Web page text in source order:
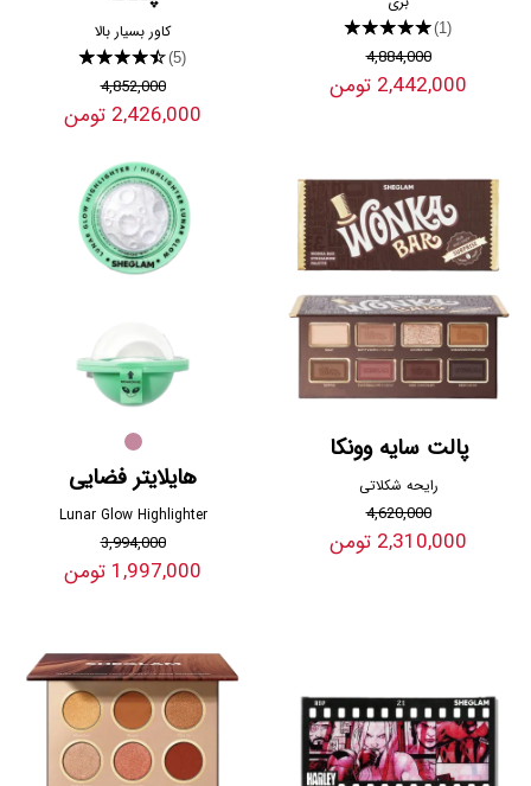
★★★★★(1)
4,884,000
2,442,000 تومن
کاور بسیار بالا
★★★★★(5)
4,852,000
2,426,000 تومن
پالت سایه وونکا
رایحه شکلاتی
4,620,000
2,310,000 تومن
هایلایتر فضایی
Lunar Glow Highlighter
3,994,000
1,997,000 تومن